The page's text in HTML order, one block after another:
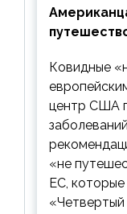
Ковидные
центр США
«не
ЕС,
«Четвертый